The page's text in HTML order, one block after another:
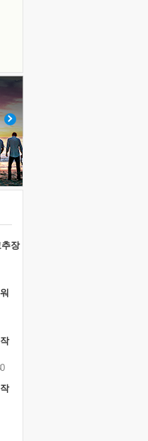
아픈 아버지를 위한 공간 설계
장